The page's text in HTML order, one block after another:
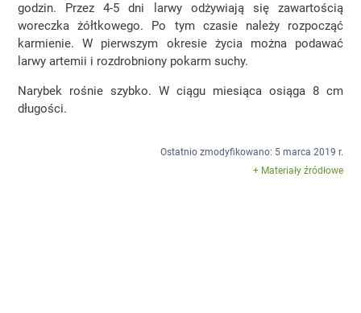
godzin. Przez 4-5 dni larwy odżywiają się zawartością
woreczka żółtkowego. Po tym czasie należy rozpocząć
karmienie. W pierwszym okresie życia można podawać
larwy artemii i rozdrobniony pokarm suchy.
Narybek rośnie szybko. W ciągu miesiąca osiąga 8 cm
długości.
Ostatnio zmodyfikowano: 5 marca 2019 r.
+ Materiały źródłowe